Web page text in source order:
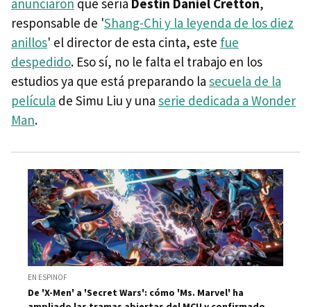
responsable de 'Shang-Chi y la leyenda de los diez
anillos' el director de esta cinta, este fue
despedido. Eso sí, no le falta el trabajo en los
estudios ya que está preparando la secuela de la
película de Simu Liu y una serie dedicada a Wonder
Man.
EN ESPINOF
De 'X-Men' a 'Secret Wars': cómo 'Ms. Marvel' ha